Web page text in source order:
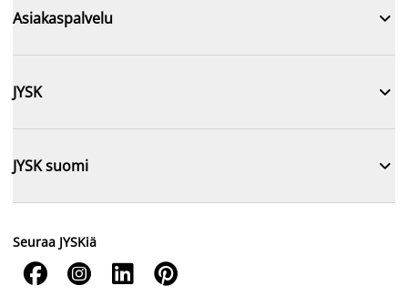
Asiakaspalvelu 
JYSK 
JYSK suomi 
Seuraa JYSKiä
   